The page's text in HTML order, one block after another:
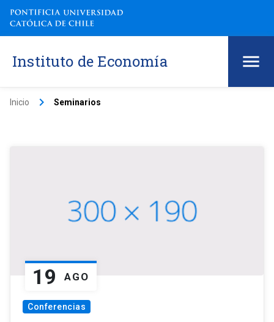
Instituto de Economía
Inicio keyboard_arrow_right Seminarios
19 AGO
Conferencias